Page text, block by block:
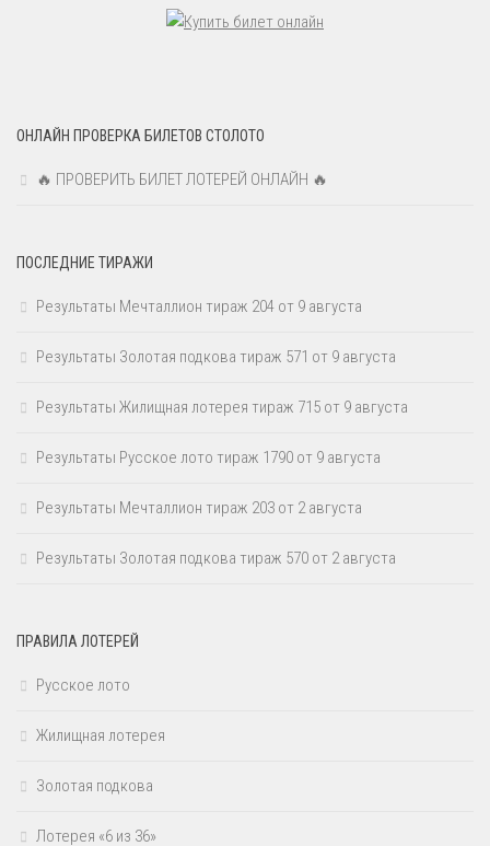
ОНЛАЙН ПРОВЕРКА БИЛЕТОВ СТОЛОТО
🔥 ПРОВЕРИТЬ БИЛЕТ ЛОТЕРЕЙ ОНЛАЙН 🔥
ПОСЛЕДНИЕ ТИРАЖИ
Результаты Мечталлион тираж 204 от 9 августа
Результаты Золотая подкова тираж 571 от 9 августа
Результаты Жилищная лотерея тираж 715 от 9 августа
Результаты Русское лото тираж 1790 от 9 августа
Результаты Мечталлион тираж 203 от 2 августа
Результаты Золотая подкова тираж 570 от 2 августа
ПРАВИЛА ЛОТЕРЕЙ
Русское лото
Жилищная лотерея
Золотая подкова
Лотерея «6 из 36»